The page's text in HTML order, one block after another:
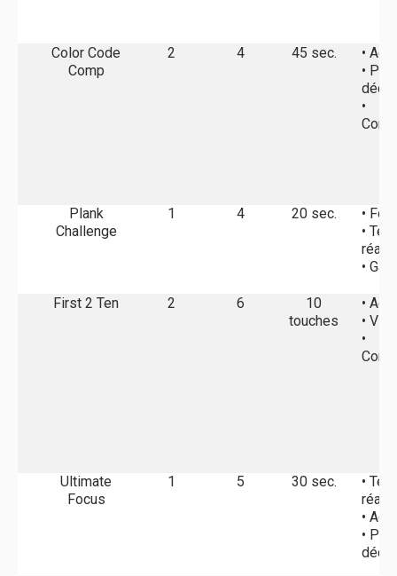
Color Code
Comp
2 4 45 sec.
•
•
•
Plank
Challenge
1 4 20 sec.
•
•
•
First 2 Ten 2 6
10
touches
•
•
•
Ultimate
Focus
1 5 30 sec.
•
•
•